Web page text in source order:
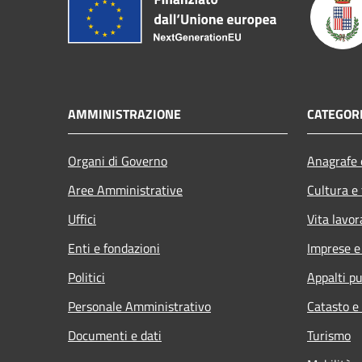
AMMINISTRAZIONE
Organi di Governo
Aree Amministrative
Uffici
Enti e fondazioni
Politici
Personale Amministrativo
Documenti e dati
Cultura
Vita
Imprese
Appalti
Catasto
Turismo